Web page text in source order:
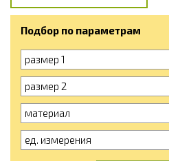
Подбор по параметрам
размер 1
размер 2
материал
ед. измерения